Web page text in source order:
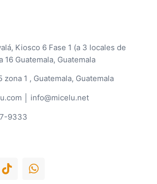
Kiosco 6 Fase 1 (a 3 locales de
16 Guatemala, Guatemala
zona 1 , Guatemala, Guatemala
│ info@micelu.net
9333